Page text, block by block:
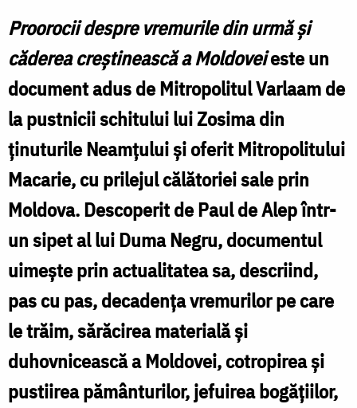
şi
profeţia
despre
căderea
Moldovei
Proorocii despre vremurile din urmă şi
căderea creştinească a Moldoveieste un
document adus de Mitropolitul Varlaam de
la pustnicii schitului lui Zosima din
ţinuturile Neamţului şi oferit Mitropolitului
Macarie, cu prilejul călătoriei sale prin
Moldova. Descoperit de Paul de Alep într-
un sipet al lui Duma Negru, documentul
uimeşte prin actualitatea sa, descriind,
pas cu pas, decadenţa vremurilor pe care
le trăim, sărăcirea materială şi
duhovnicească a Moldovei, cotropirea şi
pustiirea pământurilor, jefuirea bogăţiilor,